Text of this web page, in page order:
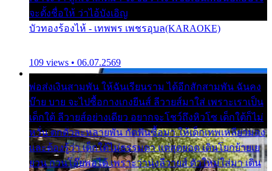
จะตั้งชื่อให้ ว่าไอ้บังเอิญ
บัวทองร้องไห้ - เทพพร เพชรอุบล(KARAOKE)
109 views • 06.07.2569
พ่อส่งเงินสามพัน ให้ฉันเรียนราม ได้อีกสักสามพัน ฉันคง
บ๊าย บาย จะไปซื้อกางเกงยีนส์ ลีวายส์มาใส่ เพราะเราเป็น
เด็กใต้ ลีวายส์อย่างเดียว อยากจะโชว์ถึงหิวโซ เด็กใต้ก็ไม่
หวั่น ตกตัวละหลายพัน กัดฟันซื้อมา ให้เด็กเทพเหลียวมอง
และต้องรู้ว่า เด็กใต้ไม่ธรรมดา แต่สุดยอด เดินโยกย้ายเย
ยวน กวนโอ๊ยพอได้ เพราะว่านุ่งลีวายส์ ตัวใหม่ใส่มา เดิน